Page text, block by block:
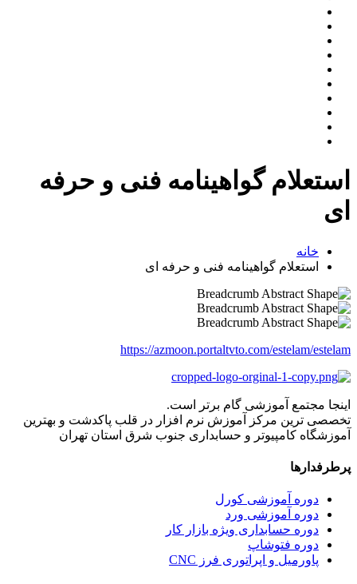
استعلام گواهینامه فنی و حرفه
ای
خانه
استعلام گواهینامه فنی و حرفه ای
https://azmoon.portaltvto.com/estelam/estelam
اینجا مجتمع آموزشی گام برتر است.
تخصصی ترین مرکز آموزش نرم افزار در قلب پاکدشت و بهترین
آموزشگاه کامپیوتر و حسابداری جنوب شرق استان تهران
پرطرفدارها
دوره آموزشی کورل
دوره آموزشی ورد
دوره حسابداری ویژه بازار کار
دوره فتوشاپ
پاورمیل و اپراتوری فرز CNC